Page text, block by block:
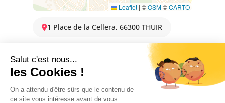
Leaflet | ©OSM©CARTO
1 Place de la Cellera, 66300 THUIR